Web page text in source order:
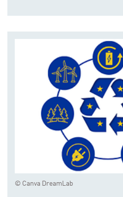
© Canva DreamLab